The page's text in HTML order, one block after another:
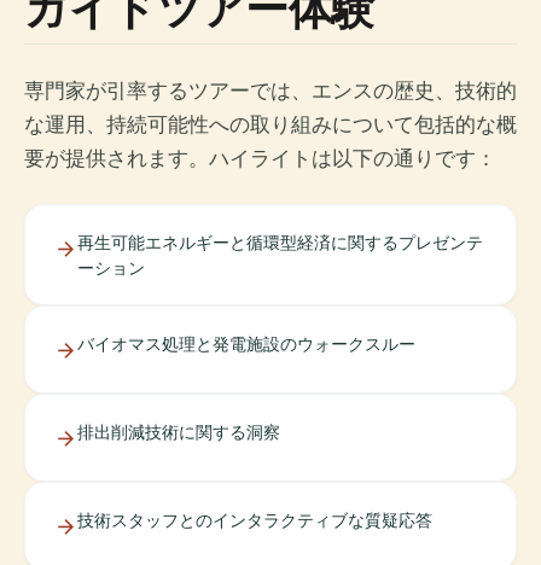
専門家が引率するツアーでは、エンスの歴史、技術的
な運用、持続可能性への取り組みについて包括的な概
要が提供されます。ハイライトは以下の通りです：
再生可能エネルギーと循環型経済に関するプレゼンテ
ーション
バイオマス処理と発電施設のウォークスルー
排出削減技術に関する洞察
技術スタッフとのインタラクティブな質疑応答